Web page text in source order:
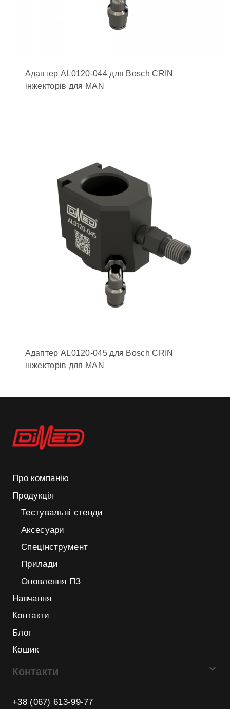
Адаптер AL0120-044 для Bosch CRIN
інжекторів для MAN
Адаптер AL0120-045 для Bosch CRIN
інжекторів для MAN
Про компанію
Продукція
Тестувальні стенди
Аксесуари
Спецінструмент
Прилади
Оновлення ПЗ
Навчання
Контакти
Блог
Кошик
Контакти
+38 (067) 613-99-77